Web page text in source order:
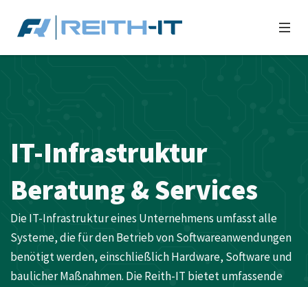
IT-Infrastruktur
Beratung & Services
Die IT-Infrastruktur eines Unternehmens umfasst alle
Systeme, die für den Betrieb von Softwareanwendungen
benötigt werden, einschließlich Hardware, Software und
baulicher Maßnahmen. Die Reith-IT bietet umfassende